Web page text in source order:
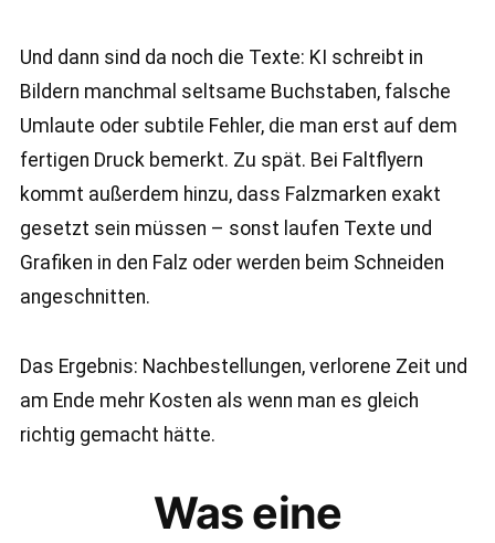
Und dann sind da noch die Texte: KI schreibt in
Bildern manchmal seltsame Buchstaben, falsche
Umlaute oder subtile Fehler, die man erst auf dem
fertigen Druck bemerkt. Zu spät. Bei Faltflyern
kommt außerdem hinzu, dass Falzmarken exakt
gesetzt sein müssen – sonst laufen Texte und
Grafiken in den Falz oder werden beim Schneiden
angeschnitten.
Das Ergebnis: Nachbestellungen, verlorene Zeit und
am Ende mehr Kosten als wenn man es gleich
richtig gemacht hätte.
Was eine